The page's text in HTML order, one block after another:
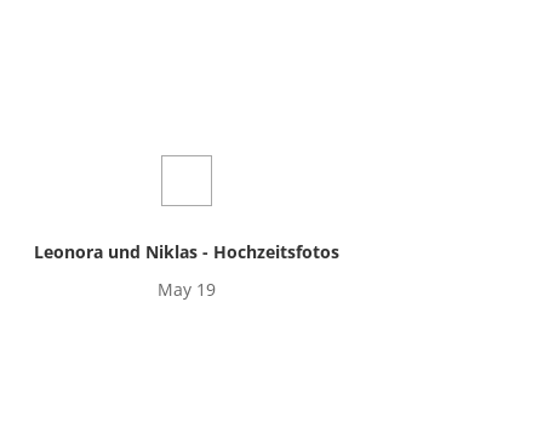
Leonora und Niklas - Hochzeitsfotos
May 19